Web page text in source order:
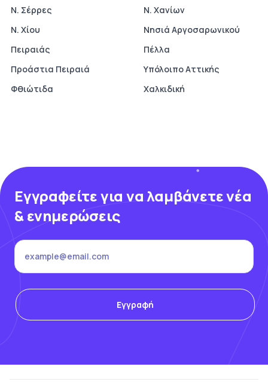
Ν. Σέρρες
Ν. Χανίων
Ν. Χίου
Νησιά Αργοσαρωνικού
Πειραιάς
Πέλλα
Προάστια Πειραιά
Υπόλοιπο Αττικής
Φθιώτιδα
Χαλκιδική
Εγγραφείτε για να λαμβάνετε νέα
& ενημερώσεις